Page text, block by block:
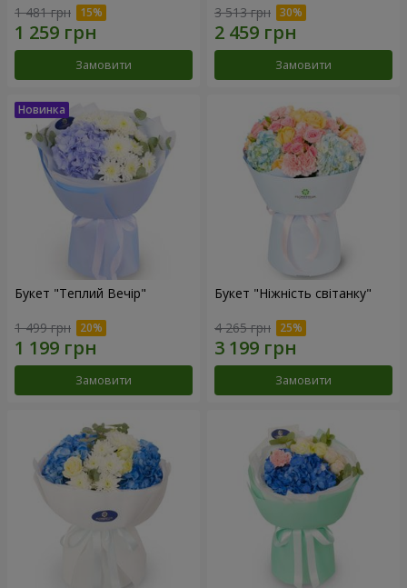
1 481 грн
Замовити
3 513 грн
Замовити
Букет "Теплий Вечір"
1 499 грн
Замовити
Букет "Ніжність світанку"
4 265 грн
Замовити